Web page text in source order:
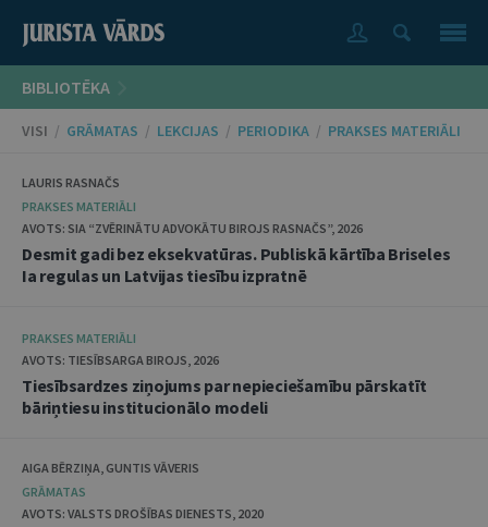
BIBLIOTĒKA
VISI / GRĀMATAS / LEKCIJAS / PERIODIKA / PRAKSES MATERIĀLI
LAURIS RASNAČS
PRAKSES MATERIĀLI
AVOTS: SIA “ZVĒRINĀTU ADVOKĀTU BIROJS RASNAČS”, 2026
Desmit gadi bez eksekvatūras. Publiskā kārtība Briseles
Ia regulas un Latvijas tiesību izpratnē
PRAKSES MATERIĀLI
AVOTS: TIESĪBSARGA BIROJS, 2026
Tiesībsardzes ziņojums par nepieciešamību pārskatīt
bāriņtiesu institucionālo modeli
AIGA BĒRZIŅA, GUNTIS VĀVERIS
GRĀMATAS
AVOTS: VALSTS DROŠĪBAS DIENESTS, 2020